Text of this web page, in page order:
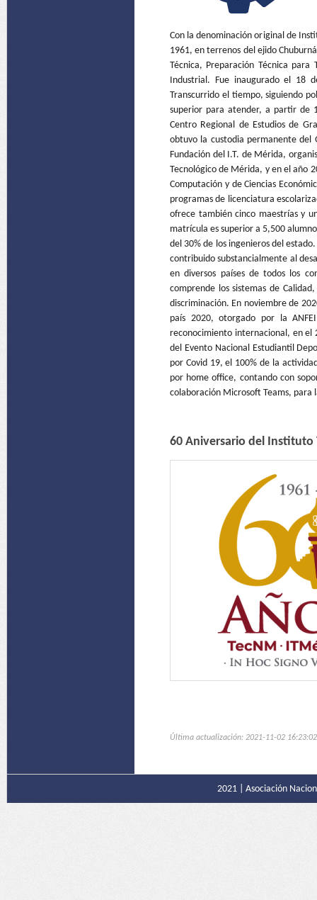
Con la denominación original de
1961, en terrenos del ejido
Técnica, Preparación Técnica para
Industrial. Fue inaugurado el 18
Transcurrido el tiempo, siguiendo
superior para atender, a partir de
Centro Regional de Estudios de
obtuvo la custodia permanente del
Fundación del I.T. de Mérida,
Tecnológico de Mérida, y en el año
Computación y de Ciencias
programas de licenciatura
ofrece también cinco maestrías y
matrícula es superior a 5,500
del 30% de los ingenieros del
contribuido substancialmente al
en diversos países de todos los
comprende los sistemas de
discriminación. En noviembre de
país 2020, otorgado por la
reconocimiento internacional, en el
del Evento Nacional Estudiantil
por Covid 19, el 100% de la
por home office, contando con
colaboración Microsoft Teams, para
60 Aniversario del Instituto
Última actualización: 2021-11-02 16:23:02
2021 | Asociación